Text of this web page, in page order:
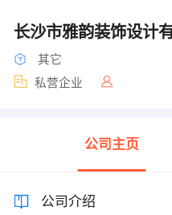
长沙市雅韵装饰设计
其它
私营企业
公司主页
公司介绍